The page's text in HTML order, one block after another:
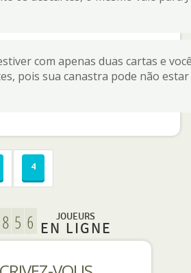
com apenas duas cartas e
pois sua canastra pode não
4
JOUEURS
EN LIGNE